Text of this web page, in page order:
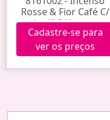
Rosse & Fior Café C/
Avelã 8 Varetas
Cadastre-se para
ver os preços